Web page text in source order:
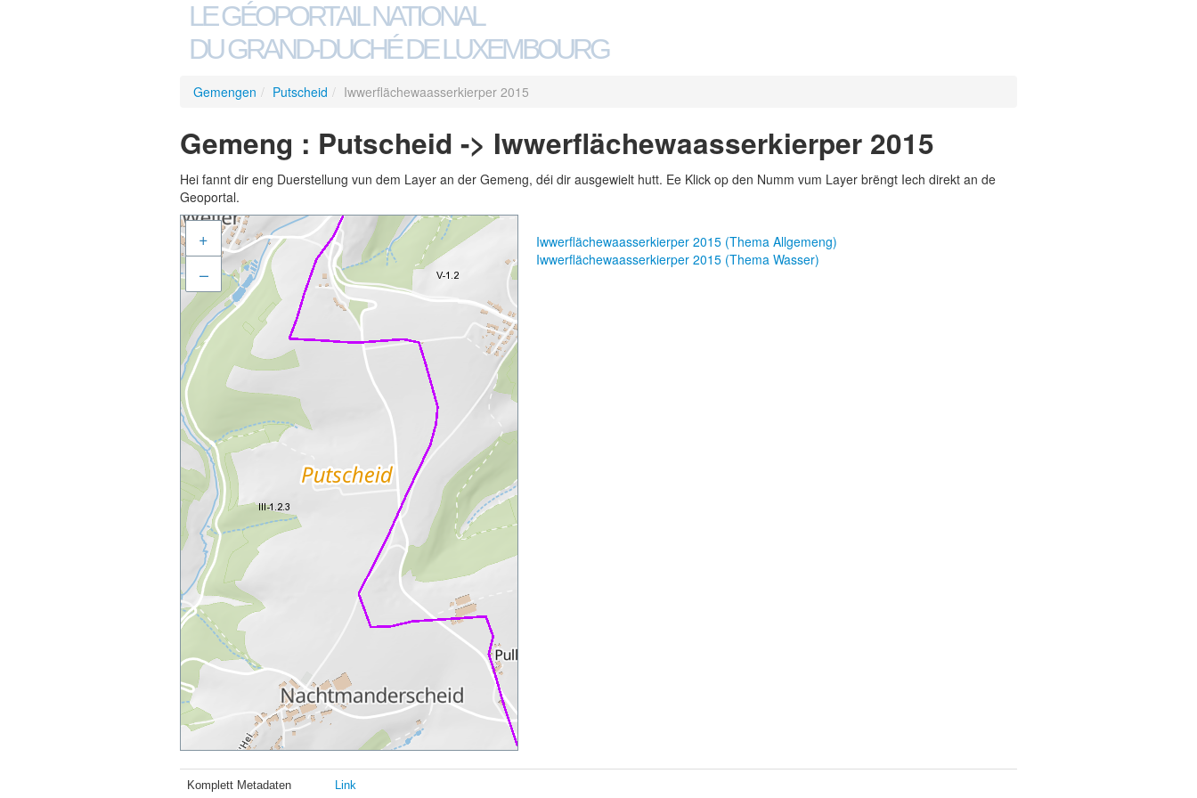
LE GÉOPORTAIL NATIONAL
DU GRAND-DUCHÉ DE LUXEMBOURG
Gemengen / Putscheid / Iwwerflächewaasserkierper 2015
Gemeng : Putscheid -> Iwwerflächewaasserkierper 2015
Hei fannt dir eng Duerstellung vun dem Layer an der Gemeng, déi dir ausgewielt hutt. Ee Klick op den Numm vum Layer brëngt Iech direkt an de
Geoportal.
+
–
Iwwerflächewaasserkierper 2015 (Thema Allgemeng)
Iwwerflächewaasserkierper 2015 (Thema Wasser)
Komplett Metadaten Link